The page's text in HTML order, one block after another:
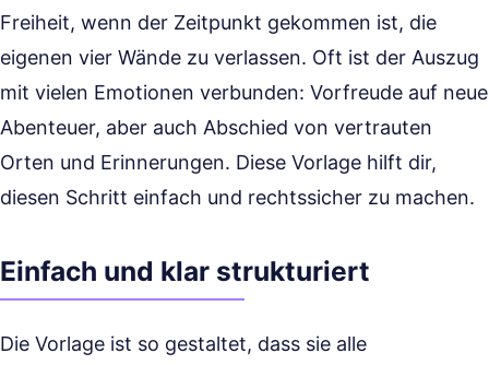
Freiheit, wenn der Zeitpunkt gekommen ist, die
eigenen vier Wände zu verlassen. Oft ist der Auszug
mit vielen Emotionen verbunden: Vorfreude auf neue
Abenteuer, aber auch Abschied von vertrauten
Orten und Erinnerungen. Diese Vorlage hilft dir,
diesen Schritt einfach und rechtssicher zu machen.
Einfach und klar strukturiert
Die Vorlage ist so gestaltet, dass sie alle